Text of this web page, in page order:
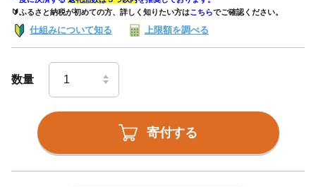
🔰ふるさと納税が初めての方、詳しく知りたい方はこちらでご確認ください。
仕組みについて知る 上限額を調べる
数量
寄付する